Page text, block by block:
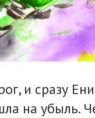
и сразу
на убыль.